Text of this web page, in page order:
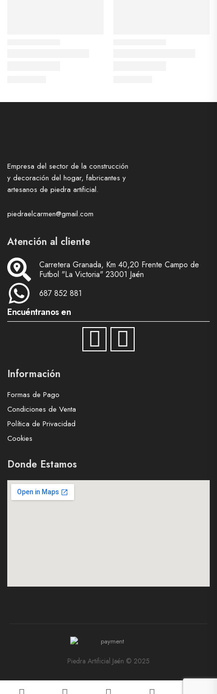
Empresa del sector de la construcción
y decoración del hogar, fabricantes y
artesanos de piedra artificial.
piedraelcarmen@gmail.com
Atención al cliente
Carretera Granada, Km 40,20 Frente Campo de
Futbol "La Victoria" 23001 Jaén
687 852 881
Encuéntranos en
Información
Formas de Pago
Condiciones de Venta
Política de Privacidad
Cookies
Donde Estamos
Piedra Artificial Jaén © 2025